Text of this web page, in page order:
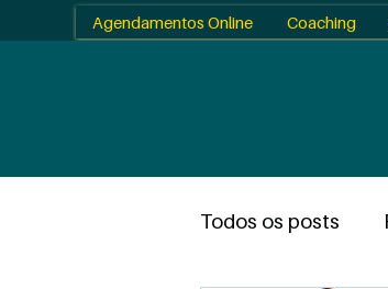
Agendamentos Online Coaching
Todos os posts